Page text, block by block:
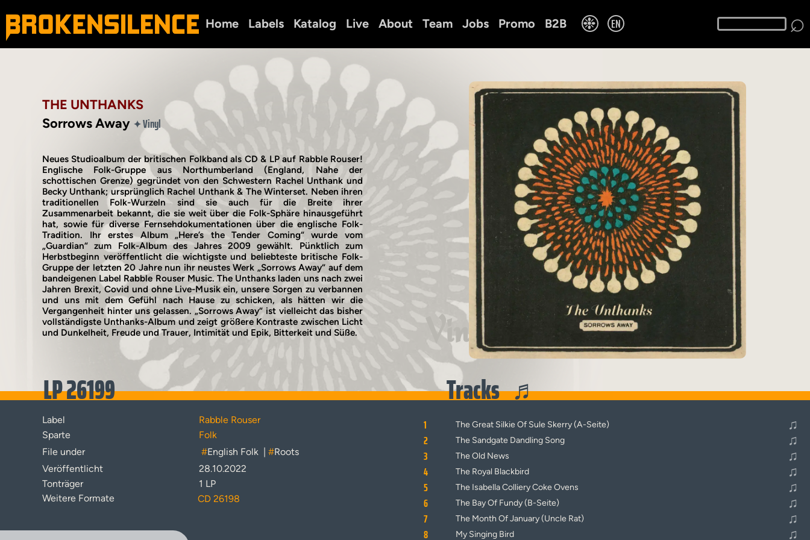
Vinyl
Home Labels Katalog Live About Team Jobs Promo B2B ❉ EN ⌕
THE UNTHANKS
Sorrows Away ✦Vinyl
Neues Studioalbum der britischen Folkband als CD & LP auf Rabble Rouser!
Englische Folk-Gruppe aus Northumberland (England, Nahe der
schottischen Grenze) gegründet von den Schwestern Rachel Unthank und
Becky Unthank; ursprünglich Rachel Unthank & The Winterset. Neben ihren
traditionellen Folk-Wurzeln sind sie auch für die Breite ihrer
Zusammenarbeit bekannt, die sie weit über die Folk-Sphäre hinausgeführt
hat, sowie für diverse Fernsehdokumentationen über die englische Folk-
Tradition. Ihr erstes Album „Here’s the Tender Coming“ wurde vom
„Guardian“ zum Folk-Album des Jahres 2009 gewählt. Pünktlich zum
Herbstbeginn veröffentlicht die wichtigste und beliebteste britische Folk-
Gruppe der letzten 20 Jahre nun ihr neustes Werk „Sorrows Away“ auf dem
bandeigenen Label Rabble Rouser Music. The Unthanks laden uns nach zwei
Jahren Brexit, Covid und ohne Live-Musik ein, unsere Sorgen zu verbannen
und uns mit dem Gefühl nach Hause zu schicken, als hätten wir die
Vergangenheit hinter uns gelassen. „Sorrows Away“ ist vielleicht das bisher
vollständigste Unthanks-Album und zeigt größere Kontraste zwischen Licht
und Dunkelheit, Freude und Trauer, Intimität und Epik, Bitterkeit und Süße.
LP 26199 Tracks ♬Alle Tracks abspielen
Label
Rabble Rouser
Sparte
Folk
File under
#English Folk | #Roots
Veröffentlicht
28.10.2022
Tonträger
1 LP
Weitere Formate
CD 26198
1 The Great Silkie Of Sule Skerry (A-Seite)
♫
2
The Sandgate Dandling Song
♫
3
The Old News
♫
4
The Royal Blackbird
♫
5
The Isabella Colliery Coke Ovens
♫
6
The Bay Of Fundy (B-Seite)
♫
7
The Month Of January (Uncle Rat)
♫
8
My Singing Bird ♫